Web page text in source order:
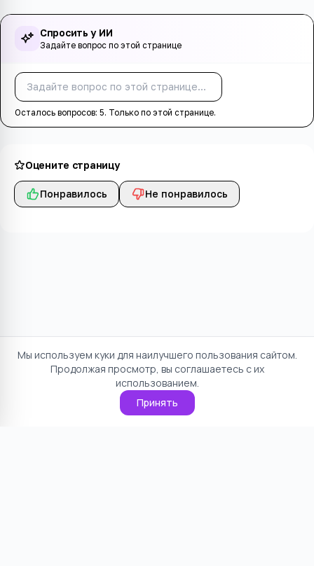
Спросить у ИИ
Задайте вопрос по этой странице
Осталось вопросов: 5. Только по этой странице.
Оцените страницу
Понравилось Не понравилось
Мы используем куки для наилучшего пользования сайтом.
Продолжая просмотр, вы соглашаетесь с их
использованием.
Принять